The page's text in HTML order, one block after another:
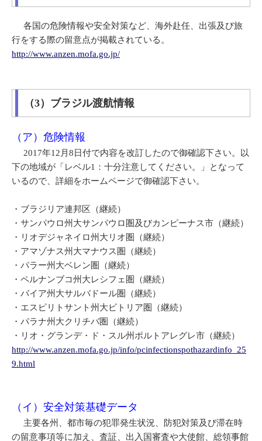
各国の危険情報や安全対策など、海外赴任、出張及び旅
行をする際の留意点が掲載されている。
http://www.anzen.mofa.go.jp/
（3）ブラジル渡航情報
（ア）危険情報
2017年12月8日付で内容を改訂したので御確認下さい。以
下の地域が「レベル1：十分注意してください。」となって
いるので、詳細をホームページで御確認下さい。
・ブラジリア連邦区（継続）
・サンパウロ州大サンパウロ圏及びカンピーナス市（継続）
・リオデジャネイロ州大リオ圏（継続）
・アマゾナス州大マナウス圏（継続）
・パラー州大ベレン圏（継続）
・ペルナンブコ州大レシフェ圏（継続）
・バイア州大サルバドール圏（継続）
・エスピリトサント州大ビトリア圏（継続）
・パラナ州大クリチバ圏（継続）
・リオ・グランデ・ド・スル州ポルトアレグレ市（継続）
http://www.anzen.mofa.go.jp/info/pcinfectionspothazardinfo_25
9.html
（イ）安全対策基礎データ
主要各州、都市毎の犯罪発生状況、防犯対策及び滞在時
の留意事項等に加え、査証、出入国審査や大使館、総領事館